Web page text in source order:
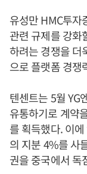
유성만 HMC투자
관련 규제를 강화
하려는 경쟁을 더
으로 플랫폼 경쟁
텐센트는 5월 YG
유통하기로 계약
를 획득했다. 이
의 지분 4%를 사
권을 중국에서 독